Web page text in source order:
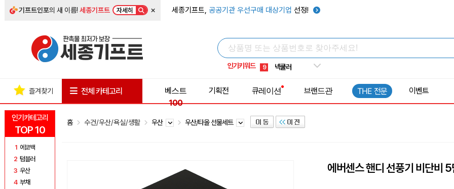
기프트인포의 새 이름!세종기프트 자세히 × 세종기프트, 공공기관 우선구매 대상기업 선정!
인기키워드
5 키캡
8 쿨토시
9 넥쿨러
1 선풍기
인기카테고리
TOP 10
1 에코백
2 텀블러
3 우산
4 부채
즐겨찾기 전체 카테고리
베스트
100
기획전 큐레이션 브랜드관 THE 전문 이벤트
홈 수건/우산/욕실/생활 우산 우산/타올 선물세트
에버센스 핸디 선풍기 비단비